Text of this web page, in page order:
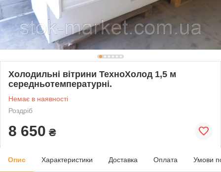
Холодильні вітрини ТехноХолод 1,5 м
середньотемпературні.
Немає в наявності
Роздріб
8 650 ₴
Опис Характеристики Доставка Оплата Умови